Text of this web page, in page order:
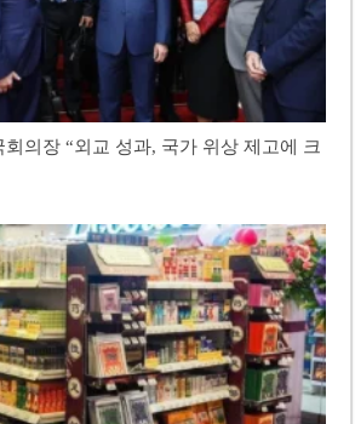
의장 “외교 성과, 국가 위상 제고에 크